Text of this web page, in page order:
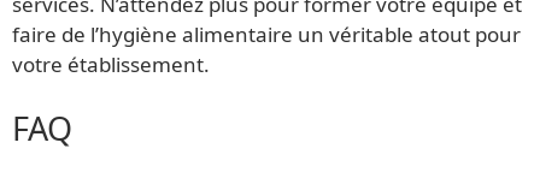
faire de l’hygiène alimentaire un véritable atout pour
votre établissement.
FAQ